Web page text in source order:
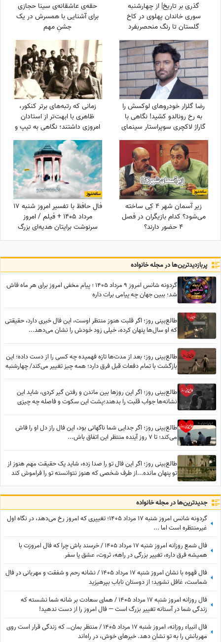
گذری بر تاریخ| از چهارشنبه
سوری خاندان پهلوی در کاخ
گلستان تا رنگ منحصربفرد
شورولت کوروت 1979 در محله در
گیشا، 60 سال پیش
حقه‌ی عاشقانه‌ی سینا حجازی
برای آشنایی با همسرش در یک
جشنِ مهم
رضا گلزار خودروهای لوکسش را
به رخ رونالدو کشید! نگاهی با
گاراژ لاکچری سوپراستار سینمای
ایران+عکس
زمانی که رتبه‌های برتر کنکور،
ظاهری با ابهت‌تر از استادان
امروزی داشتند؛ نگاهی به تیپ و
استایل رتبه‌های برتر کنکور سال
1354 + عکس
زیر آسمان شهر 4 کِی ساخته
می‌شود؟ کدام بازیگران در فصل
4 حضور دارند؟
فال حافظ با تفسیر امروز شنبه 17
مرداد 1405 + فیلم / امروز
سرنوشت برایتان هدیه‌ای بزرگ
کنار گذاشته؛ شادی و موفقیت
پربازدید‌ترین‌ها در مجله خانواده
گردونه شانس امروز 9 مرداد 1405 ؛ پیام مخفی امروز برای هر ماه فاش
شد؛ ببین جهان چه پیامی برات داره
طالع‌بینی روز؛ اگر قلبت هنوز منتظر اوست، این فال خبری دارد، حقیقتی
که او سال‌ها پنهان کرده، خیلی زود خودش را نشان می‌دهد...
طالع‌بینی روز؛ بعد از مدت‌ها تازه فهمیده چه کسی را از دست داده؛ این
بازگشت با تمام دفعات قبل فرق دارد؛ همه چیز تغییر می‌کند/ چهارشنبه
طالع‌بینی روز؛ اگر این روزها بین ماندن و رفتن گیر کردی، شاید این
نشانه‌ها جواب قلبت را بدهند؛پشت این سکوت و فاصله چه چیزی
طالع‌بینی روز؛ اگر جدایی شما ناگهانی بود، این فال راز دل او را فاش
می‌کند؛ تا 7 روز آینده منتظر این اتفاق باش...
طالع‌بینی روز؛ اگر این فال تو را صدا زده، شاید یک حقیقت مهم هنوز از
تو پنهان مانده...از طرف شخصی که هنوز نتوانسته تو را فراموش کند
جدید‌ترین‌ها در مجله خانواده
گردونه شانس امروز شنبه 17 مرداد 1405؛ تغییری که امروز رخ می‌دهد، در نگاه اول
غیرمنتظره است اما ...
فال شمع روزانه امروز شنبه 17 مرداد 1405 / خرسند باش چرا که فال امروزت با
همیشه فرق داره، تغییر بزرگی در راهه، ثروت، عشق یا سفر
فال قهوه با نشان امروز شنبه 17 مرداد 1405 / نشانه رحم و شفقت و مهربانی در فال
شماست، غافل نشوید؛ از دوستان ناباب بپرهیزید
فال روزانه امروز شنبه 17 مرداد 1405 / همای سعادت بر شانه شما نشسته که
زندگی شما در آستانه تغییر بزرگ است — فال امروز را از دست ندهید!
فال انبیاء روزانه، امروز شنبه 17 مرداد 1405 / منتظر بمان… که زندگی قرار است روی
مهربانش را به تو نشان دهد. خبرهای خوش، در راه‌اند